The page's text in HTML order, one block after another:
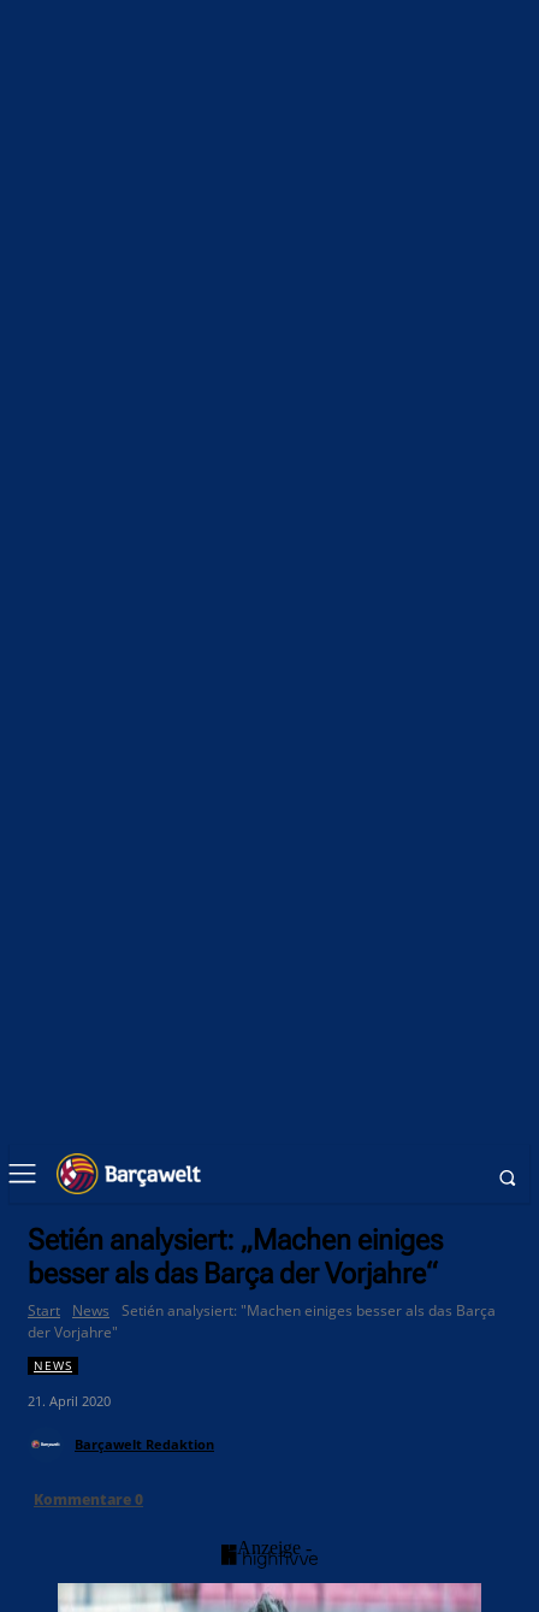
Setién analysiert: „Machen einiges
besser als das Barça der Vorjahre“
Start News
Setién analysiert: "Machen einiges besser als das Barça
der Vorjahre"
NEWS
21. April 2020
Barçawelt Redaktion
Kommentare0
- Anzeige -